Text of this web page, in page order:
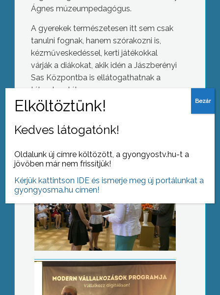
Ágnes múzeumpedagógus.
A gyerekek természetesen itt sem csak
tanulni fognak, hanem szórakozni is,
kézműveskedéssel, kerti játékokkal
várják a diákokat, akik idén a Jászberényi
Sas Központba is ellátogathatnak a
tábor keretében.
A legjobb városi általános iskola
Csőtörések-városszerte
Kedves látogatónk!
Oldalunk új címre költözött, a gyongyostv.hu-t a
jövőben már nem frissítjük!
Kérjük kattintson IDE és ismerje meg új portálunkat a
gyongyosma.hu címen!